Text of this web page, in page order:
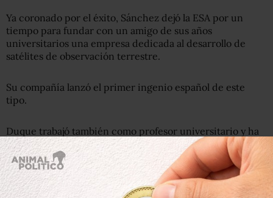
Ya coronado por el éxito, Sánchez dejó la ESA por un
tiempo para fundar con un amigo de sus años
universitarios una empresa dedicada al desarrollo de
satélites de observación terrestre.
Su compañía lanzó el primer ingenio español de este
tipo.
Duque trabajó también como profesor universitario y ha
desempeñado funciones directivas en la ESA.
Quería volver